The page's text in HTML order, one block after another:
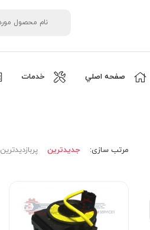
صفحه اصلي خدمات
مرتب‌ سازی: جدیدترین پربازدیدترین